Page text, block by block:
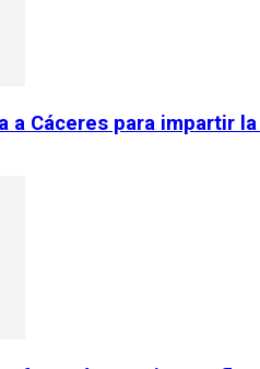
a Cáceres para impartir